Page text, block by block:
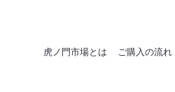
虎ノ門市場とは ご購入の流れ